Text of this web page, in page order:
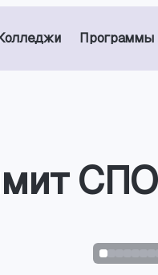
Программы
СПО